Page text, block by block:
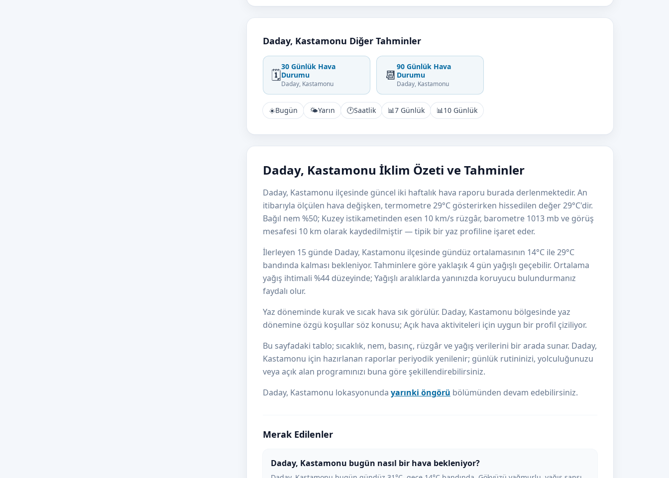
Daday, Kastamonu Diğer Tahminler
🗓️
30 Günlük Hava
Durumu
Daday, Kastamonu
📆
90 Günlük Hava
Durumu
Daday, Kastamonu
☀️Bugün 🌤️Yarın 🕐Saatlik 📊7 Günlük 📊10 Günlük
Daday, Kastamonu İklim Özeti ve Tahminler
Daday, Kastamonu ilçesinde güncel iki haftalık hava raporu burada derlenmektedir. An
itibarıyla ölçülen hava değişken, termometre 29°C gösterirken hissedilen değer 29°C'dir.
Bağıl nem %50; Kuzey istikametinden esen 10 km/s rüzgâr, barometre 1013 mb ve görüş
mesafesi 10 km olarak kaydedilmiştir — tipik bir yaz profiline işaret eder.
İlerleyen 15 günde Daday, Kastamonu ilçesinde gündüz ortalamasının 14°C ile 29°C
bandında kalması bekleniyor. Tahminlere göre yaklaşık 4 gün yağışlı geçebilir. Ortalama
yağış ihtimali %44 düzeyinde; Yağışlı aralıklarda yanınızda koruyucu bulundurmanız
faydalı olur.
Yaz döneminde kurak ve sıcak hava sık görülür. Daday, Kastamonu bölgesinde yaz
dönemine özgü koşullar söz konusu; Açık hava aktiviteleri için uygun bir profil çiziliyor.
Bu sayfadaki tablo; sıcaklık, nem, basınç, rüzgâr ve yağış verilerini bir arada sunar. Daday,
Kastamonu için hazırlanan raporlar periyodik yenilenir; günlük rutininizi, yolculuğunuzu
veya açık alan programınızı buna göre şekillendirebilirsiniz.
Daday, Kastamonu lokasyonunda yarınki öngörü bölümünden devam edebilirsiniz.
Merak Edilenler
Daday, Kastamonu bugün nasıl bir hava bekleniyor?